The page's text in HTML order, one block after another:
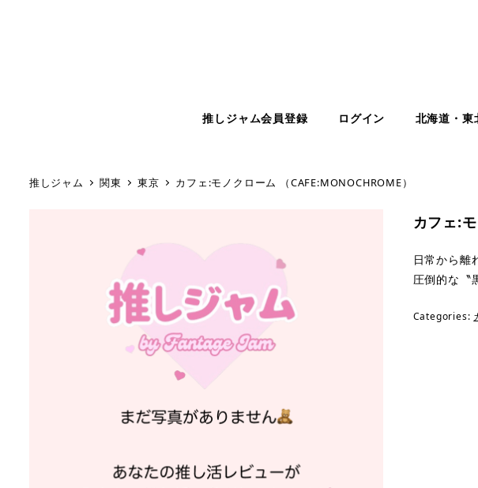
推しジャム会員登録 ログイン 北海道・東
推しジャム 関東 東京 カフェ:モノクローム （CAFE:MONOCHROME）
カフェ:
日常から離
圧倒的な〝
Categories: